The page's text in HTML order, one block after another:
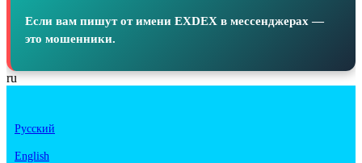
Если вам пишут от имени EXDEX в мессенджерах —
это мошенники.
ru
Русский
English